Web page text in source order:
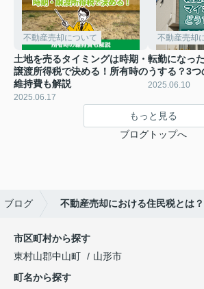
不動産売却について
土地を売るタイミングは時期・
譲渡所得税で決める！所有時の
維持費も解説
2025.06.17
不動産売却
転勤になっ
うする？3つ
2025.06.10
もっと見る
ブログトップへ
ブログ 不動産売却における住民税とは
市区町村から探す
東村山郡中山町
山形市
町名から探す